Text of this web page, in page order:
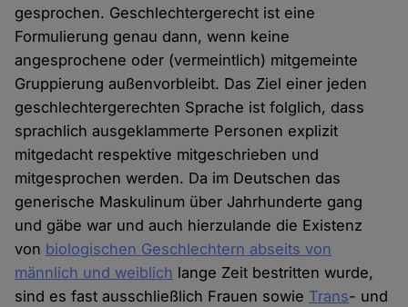
gesprochen. Geschlechtergerecht ist eine
Formulierung genau dann, wenn keine
angesprochene oder (vermeintlich) mitgemeinte
Gruppierung außenvorbleibt. Das Ziel einer jeden
geschlechtergerechten Sprache ist folglich, dass
sprachlich ausgeklammerte Personen explizit
mitgedacht respektive mitgeschrieben und
mitgesprochen werden. Da im Deutschen das
generische Maskulinum über Jahrhunderte gang
und gäbe war und auch hierzulande die Existenz
von biologischen Geschlechtern abseits von
männlich und weiblich lange Zeit bestritten wurde,
sind es fast ausschließlich Frauen sowie Trans- und